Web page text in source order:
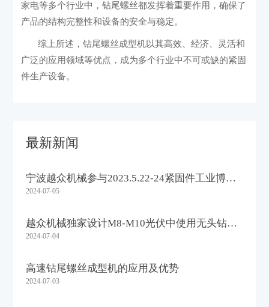
家电等多个行业中，钻尾螺丝都发挥着重要作用，确保了
产品的结构完整性和设备的安全与稳定。
综上所述，钻尾螺丝成型机以其高效、经济、灵活和
广泛的应用领域等优点，成为多个行业中不可或缺的紧固
件生产设备‌。
最新新闻
宁波越众机械参与2023.5.22-24紧固件工业博览
会取得圆满成功
2024-07-05
越众机械独家设计M8-M10光伏中使用无头钻尾
螺丝成型机，再次交付客户使用
2024-07-04
高速钻尾螺丝成型机的应用及优势
2024-07-03